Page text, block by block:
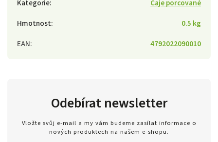
Kategorie:
Čaje porcované
Hmotnost:
0.5 kg
EAN: 4792022090010
Odebírat newsletter
Vložte svůj e-mail a my vám budeme zasílat informace o
nových produktech na našem e-shopu.